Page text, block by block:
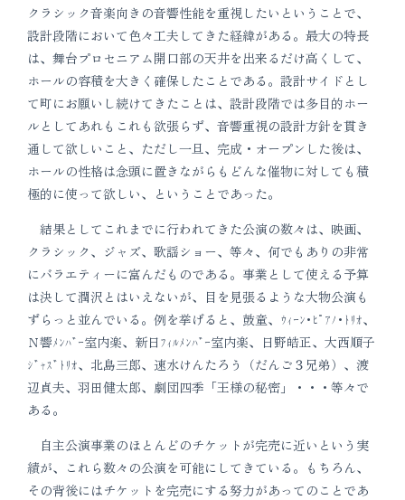
クラシック音楽向きの音響性能を重視したいということで、
設計段階において色々工夫してきた経緯がある。最大の特長
は、舞台プロセニアム開口部の天井を出来るだけ高くして、
ホールの容積を大きく確保したことである。設計サイドとし
て町にお願いし続けてきたことは、設計段階では多目的ホー
ルとしてあれもこれも欲張らず、音響重視の設計方針を貫き
通して欲しいこと、ただし一旦、完成・オープンした後は、
ホールの性格は念頭に置きながらもどんな催物に対しても積
極的に使って欲しい、ということであった。
結果としてこれまでに行われてきた公演の数々は、映画、
クラシック、ジャズ、歌謡ショー、等々、何でもありの非常
にバラエティーに富んだものである。事業として使える予算
は決して潤沢とはいえないが、目を見張るような大物公演も
ずらっと並んでいる。例を挙げると、鼓童、ｳｨｰﾝ･ﾋﾟｱﾉ･ﾄﾘｵ、
Ｎ響ﾒﾝﾊﾞｰ室内楽、新日ﾌｨﾙﾒﾝﾊﾞｰ室内楽、日野皓正、大西順子
ｼﾞｬｽﾞﾄﾘｵ、北島三郎、速水けんたろう（だんご３兄弟）、渡
辺貞夫、羽田健太郎、劇団四季「王様の秘密」・・・等々で
ある。
自主公演事業のほとんどのチケットが完売に近いという実
績が、これら数々の公演を可能にしてきている。もちろん、
その背後にはチケットを完売にする努力があってのことであ